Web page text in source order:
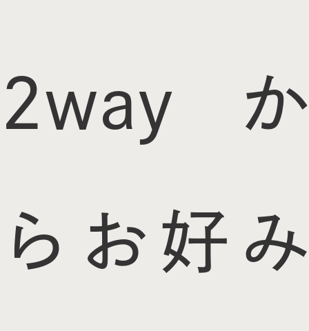
2wayか
らお好み